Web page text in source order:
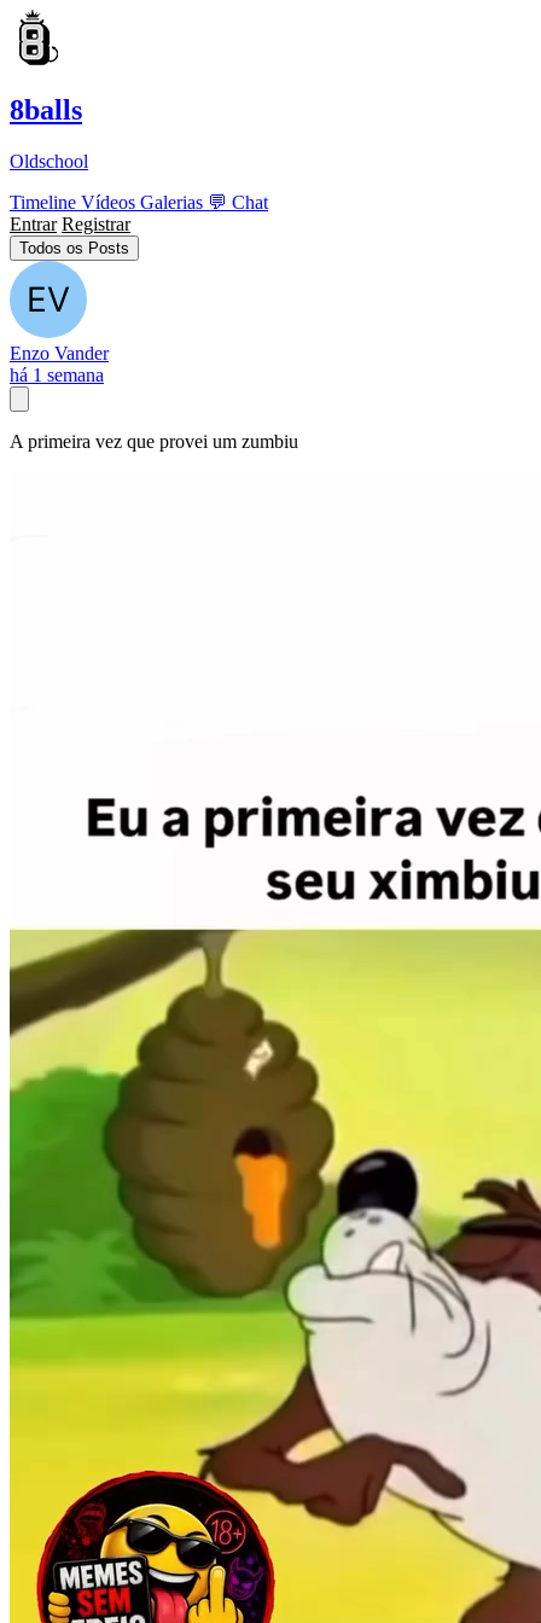
8balls
Oldschool
Timeline Vídeos Galerias 💬 Chat
Entrar Registrar
Todos os Posts
Enzo Vander
há 1 semana
A primeira vez que provei um zumbiu